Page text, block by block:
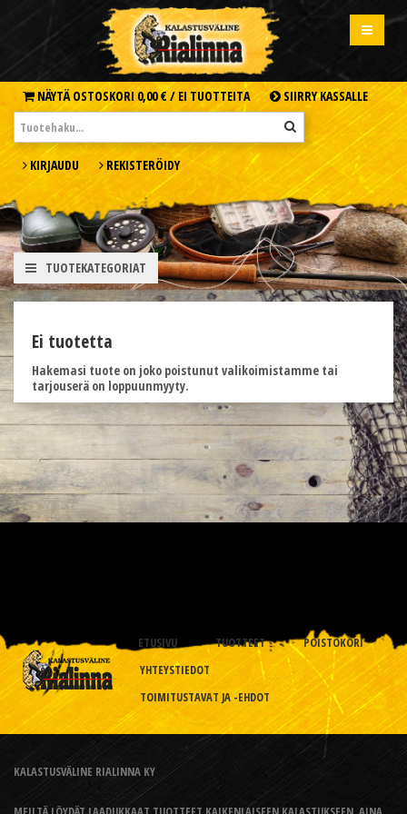
NÄYTÄ OSTOSKORI 0,00 € / EI TUOTTEITA SIIRRY KASSALLE
KIRJAUDU REKISTERÖIDY
TUOTEKATEGORIAT
Ei tuotetta
Hakemasi tuote on joko poistunut valikoimistamme tai
tarjouserä on loppuunmyyty.
ETUSIVU TUOTTEET
POISTOKORI
YHTEYSTIEDOT
TOIMITUSTAVAT JA -EHDOT
KALASTUSVÄLINE RIALINNA KY